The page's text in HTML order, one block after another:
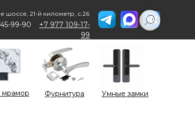
+7 977 109-17-
99
шоссе, 21-й километр, с.26
99-90
Умные замки
Фурнитура
мрамор